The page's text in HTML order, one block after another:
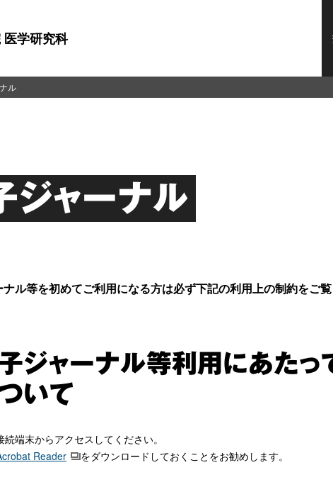
学研究科
ル
ジャーナル
ル等を初めてご利用になる方は必ず下記の利用上の制約をご覧
ジャーナル等利用にあたっ
いて
端末からアクセスしてください。
Reader をダウンロードしておくことをお勧めします。